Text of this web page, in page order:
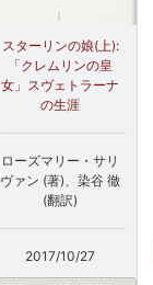
スターリンの娘(上):
「クレムリンの皇
女」スヴェトラーナ
の生涯
ローズマリー・サリ
ヴァン (著)、染谷 徹
(翻訳)
2017/10/27